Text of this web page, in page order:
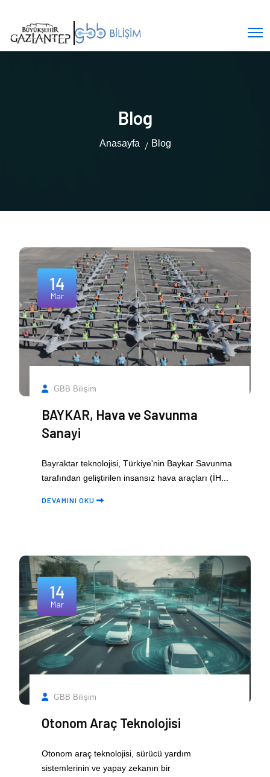
Blog
Anasayfa Blog
14
Mar
GBB Bilişim
BAYKAR, Hava ve Savunma
Sanayi
Bayraktar teknolojisi, Türkiye'nin Baykar Savunma
tarafından geliştirilen insansız hava araçları (İH...
DEVAMINI OKU
14
Mar
GBB Bilişim
Otonom Araç Teknolojisi
Otonom araç teknolojisi, sürücü yardım
sistemlerinin ve yapay zekanın bir